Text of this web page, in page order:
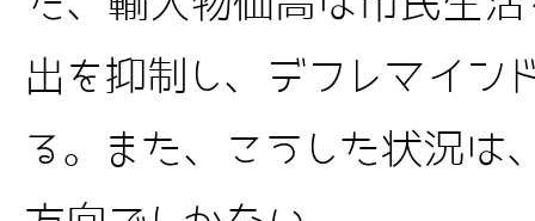
出を抑制し、デフレマイン
る。また、こうした状況は